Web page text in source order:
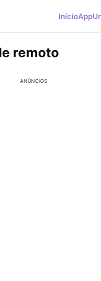
InícioApp
remoto
ANÚNCIOS